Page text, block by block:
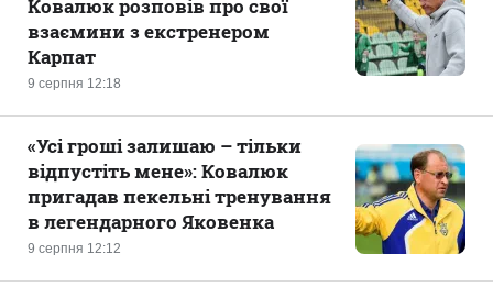
9 серпня 12:18
Ковалюк розповів про свої
взаємини з екстренером
Карпат
9 серпня 12:12
«Усі гроші залишаю – тільки
відпустіть мене»: Ковалюк
пригадав пекельні тренування
в легендарного Яковенка